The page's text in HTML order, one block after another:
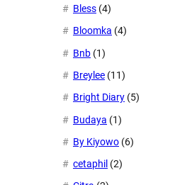
Bless (4)
Bloomka (4)
Bnb (1)
Breylee (11)
Bright Diary (5)
Budaya (1)
By Kiyowo (6)
cetaphil (2)